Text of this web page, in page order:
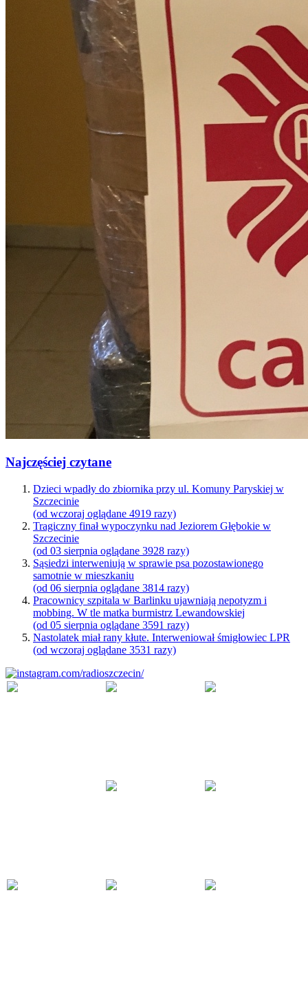
Najczęściej czytane
Dzieci wpadły do zbiornika przy ul. Komuny Paryskiej w
Szczecinie
(od wczoraj oglądane 4919 razy)
Tragiczny finał wypoczynku nad Jeziorem Głębokie w
Szczecinie
(od 03 sierpnia oglądane 3928 razy)
Sąsiedzi interweniują w sprawie psa pozostawionego
samotnie w mieszkaniu
(od 06 sierpnia oglądane 3814 razy)
Pracownicy szpitala w Barlinku ujawniają nepotyzm i
mobbing. W tle matka burmistrz Lewandowskiej
(od 05 sierpnia oglądane 3591 razy)
Nastolatek miał rany kłute. Interweniował śmigłowiec LPR
(od wczoraj oglądane 3531 razy)